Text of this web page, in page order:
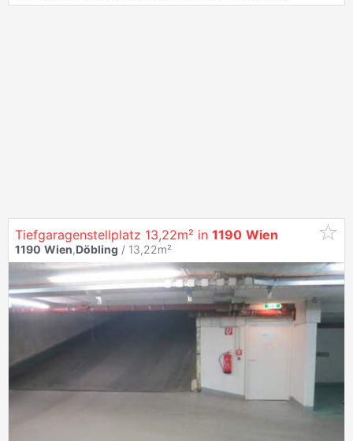
Tiefgaragenstellplatz 13,22m² in 1190 Wien
1190 Wien,Döbling / 13,22m²